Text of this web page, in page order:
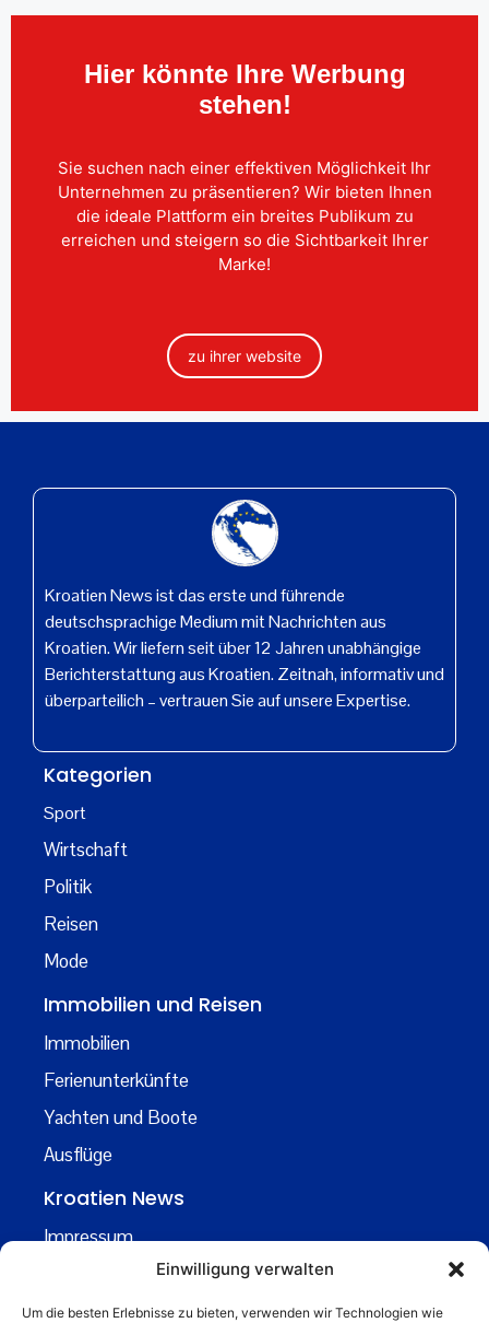
Einwilligung verwalten
Um die besten Erlebnisse zu bieten, verwenden wir Technologien wie
Hier könnte Ihre Werbung
stehen!
Sie suchen nach einer effektiven Möglichkeit Ihr
Unternehmen zu präsentieren? Wir bieten Ihnen
die ideale Plattform ein breites Publikum zu
erreichen und steigern so die Sichtbarkeit Ihrer
Marke!
zu ihrer website
Kroatien News ist das erste und führende
deutschsprachige Medium mit Nachrichten aus
Kroatien. Wir liefern seit über 12 Jahren unabhängige
Berichterstattung aus Kroatien. Zeitnah, informativ und
überparteilich – vertrauen Sie auf unsere Expertise.
Kategorien
Sport
Wirtschaft
Politik
Reisen
Mode
Immobilien und Reisen
Immobilien
Ferienunterkünfte
Yachten und Boote
Ausflüge
Kroatien News
Impressum
Kontakt